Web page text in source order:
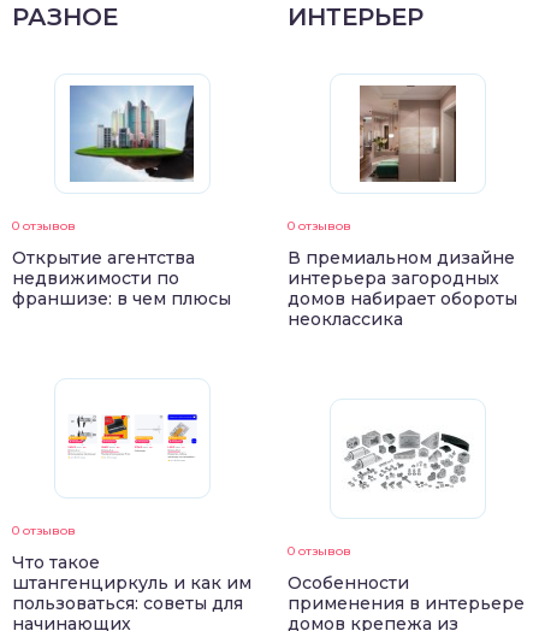
РАЗНОЕ
0 отзывов
Открытие агентства
недвижимости по
франшизе: в чем плюсы
0 отзывов
Что такое
штангенциркуль и как им
пользоваться: советы для
начинающих
ИНТЕРЬЕР
0 отзывов
В премиальном дизайне
интерьера загородных
домов набирает обороты
неоклассика
0 отзывов
Особенности
применения в интерьере
домов крепежа из